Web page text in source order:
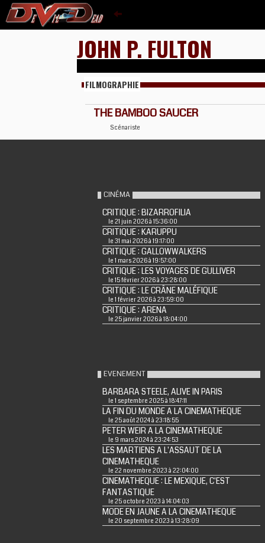
JOHN P. FULTON
FILMOGRAPHIE
THE BAMBOO SAUCER
Scénariste
CINÉMA
CRITIQUE : BIZARROFILIA
le 21 juin 2026 à 15:36:00
CRITIQUE : KARUPPU
le 31 mai 2026 à 19:17:00
CRITIQUE : GALLOWWALKERS
le 1 mars 2026 à 19:57:00
CRITIQUE : LES VOYAGES DE GULLIVER
le 15 février 2026 à 23:28:00
CRITIQUE : LE CRÂNE MALÉFIQUE
le 1 février 2026 à 23:59:00
CRITIQUE : ARENA
le 25 janvier 2026 à 18:04:00
EVENEMENT
BARBARA STEELE, ALIVE IN PARIS
le 1 septembre 2025 à 18:47:11
LA FIN DU MONDE A LA CINEMATHEQUE
le 25 août 2024 à 23:18:55
PETER WEIR A LA CINEMATHEQUE
le 9 mars 2024 à 23:24:53
LES MARTIENS A L'ASSAUT DE LA
CINEMATHEQUE
le 22 novembre 2023 à 22:04:00
CINEMATHEQUE : LE MEXIQUE, C'EST
FANTASTIQUE
le 25 octobre 2023 à 14:04:03
MODE EN JAUNE A LA CINEMATHEQUE
le 20 septembre 2023 à 13:28:09